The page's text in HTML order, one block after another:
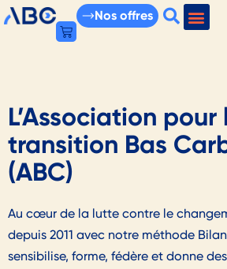
Nos offres
L’Association pour
transition Bas
(ABC)
Au cœur de la lutte contre le
depuis 2011 avec notre méthode
sensibilise, forme, fédère et donne